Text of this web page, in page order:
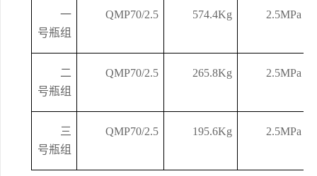
一
号瓶组
QMP70/2.5 574.4Kg 2.5MPa
二
号瓶组
QMP70/2.5 265.8Kg 2.5MPa
三
号瓶组
QMP70/2.5 195.6Kg 2.5MPa